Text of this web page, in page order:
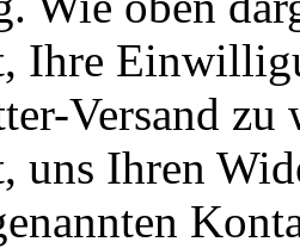
Ihre
Versand
uns Ihren